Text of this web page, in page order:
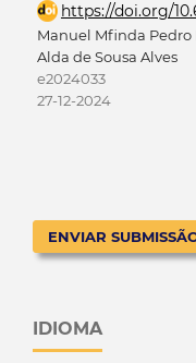
https://doi.org/
Manuel Mfinda Pedro
Alda de Sousa Alves
e2024033
27-12-2024
ENVIAR
IDIOMA